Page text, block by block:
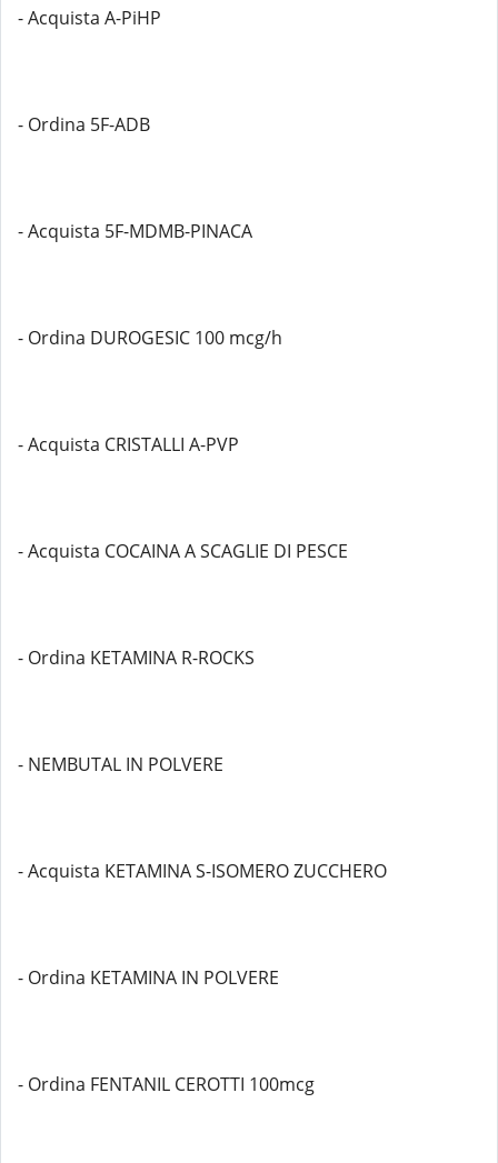
- Acquista A-PiHP
- Ordina 5F-ADB
- Acquista 5F-MDMB-PINACA
- Ordina DUROGESIC 100 mcg/h
- Acquista CRISTALLI A-PVP
- Acquista COCAINA A SCAGLIE DI PESCE
- Ordina KETAMINA R-ROCKS
- NEMBUTAL IN POLVERE
- Acquista KETAMINA S-ISOMERO ZUCCHERO
- Ordina KETAMINA IN POLVERE
- Ordina FENTANIL CEROTTI 100mcg